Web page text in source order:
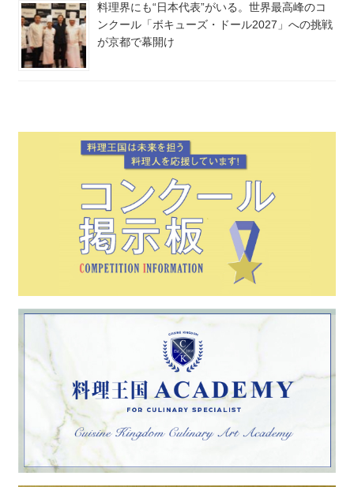
料理界にも“日本代表”がいる。世界最高峰のコ
ンクール「ボキューズ・ドール2027」への挑戦
が京都で幕開け